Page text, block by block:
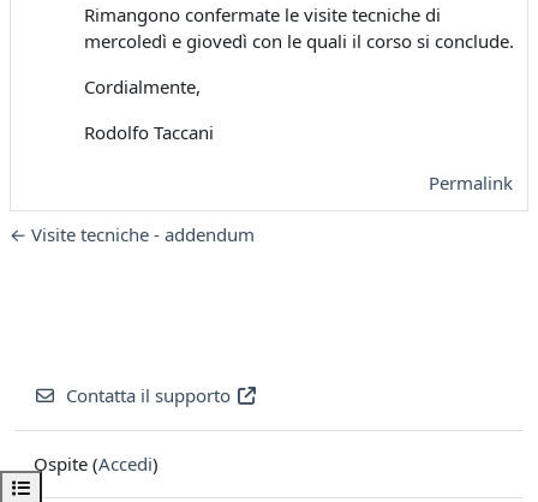
Apri indice del corso
Rimangono confermate le visite tecniche di
mercoledì e giovedì con le quali il corso si conclude.
Cordialmente,
Rodolfo Taccani
Permalink
← Visite tecniche - addendum
Contatta il supporto
Ospite (Accedi)